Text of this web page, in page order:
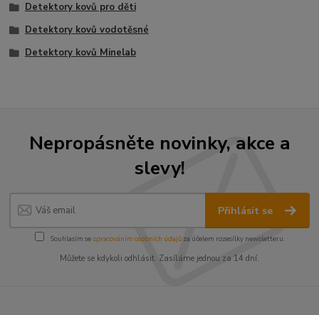
Detektory kovů pro děti
Detektory kovů vodotěsné
Detektory kovů Minelab
Nepropásněte novinky, akce a
slevy!
Přihlásit se
Souhlasím se zpracováním osobních údajůza účelem rozesílky newsletteru.
Můžete se kdykoli odhlásit. Zasíláme jednou za 14 dní.